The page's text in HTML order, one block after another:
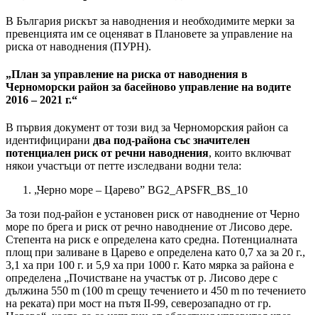
В България рискът за наводнения и необходимите мерки за
превенцията им се оценяват в Плановете за управление на
риска от наводнения (ПУРН).
„План за управление на риска от наводнения в
Черноморски район за басейново управление на водите
2016 – 2021 г.“
В първия документ от този вид за Черноморския район са
идентифицирани два под-района със значителен
потенциален риск от речни наводнения, които включват
някои участъци от петте изследвани водни тела:
„Черно море – Царево” BG2_APSFR_BS_10
За този под-район е установен риск от наводнение от Черно
море по брега и риск от речно наводнение от Лисово дере.
Степента на риск е определена като средна. Потенциалната
площ при заливане в Царево е определена като 0,7 ха за 20 г.,
3,1 ха при 100 г. и 5,9 ха при 1000 г. Като мярка за района е
определена „Почистване на участък от р. Лисово дере с
дължина 550 m (100 m срещу течението и 450 m по течението
на реката) при мост на пътя ІІ-99, северозападно от гр.